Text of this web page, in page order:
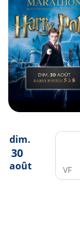
dim.
30
août VF